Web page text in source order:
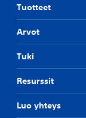
Tuotteet
Arvot
Tuki
Resurssit
Luo yhteys